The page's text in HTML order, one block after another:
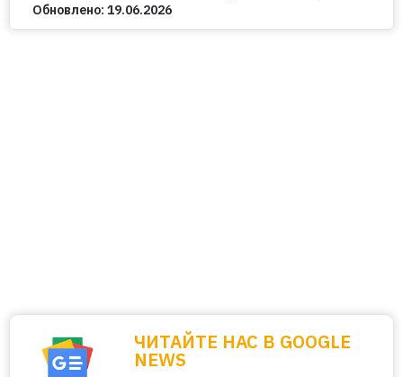
Обновлено: 19.06.2026
ЧИТАЙТЕ НАС В GOOGLE
NEWS